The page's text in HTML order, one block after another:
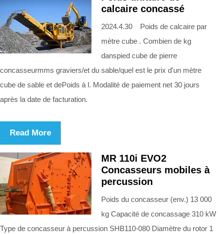
calcaire concassé
2024.4.30 Poids de calcaire par
mètre cube . Combien de kg
danspied cube de pierre
concasseurmms graviers/et du sable/quel est le prix d'un mètre
cube de sable et dePoids à l. Modalité de paiement net 30 jours
après la date de facturation.
Read More
MR 110i EVO2
Concasseurs mobiles à
percussion
Poids du concasseur (env.) 13 000
kg Capacité de concassage 310 kW
Type de concasseur à percussion SHB110-080 Diamètre du rotor 1